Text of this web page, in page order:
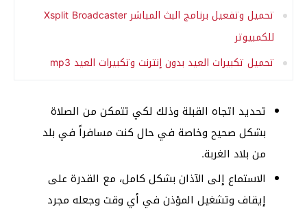
تحميل وتفعيل برنامج البث المباشر Xsplit Broadcaster
للكمبيوتر
تحميل تكبيرات العيد بدون إنترنت وتكبيرات العيد mp3
تحديد اتجاه القبلة وذلك لكي تتمكن من الصلاة
بشكل صحيح وخاصة في حال كنت مسافراً في بلد
من بلاد الغربة.
الاستماع إلى الآذان بشكل كامل، مع القدرة على
إيقاف وتشغيل المؤذن في أي وقت وجعله مجرد